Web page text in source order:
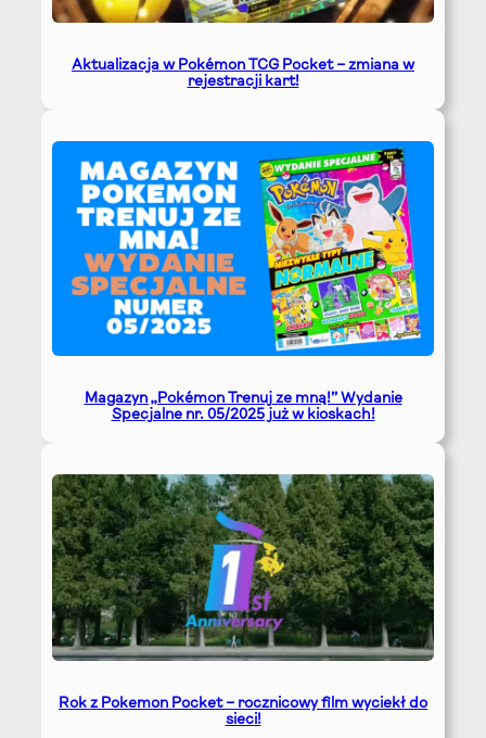
Aktualizacja w Pokémon TCG Pocket – zmiana w
rejestracji kart!
Magazyn „Pokémon Trenuj ze mną!” Wydanie
Specjalne nr. 05/2025 już w kioskach!
Rok z Pokemon Pocket – rocznicowy film wyciekł do
sieci!